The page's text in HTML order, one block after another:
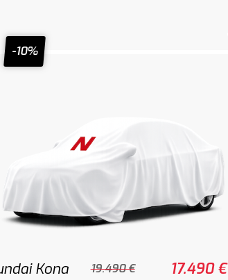
-10%
Kona 19.490 € 17.490 €